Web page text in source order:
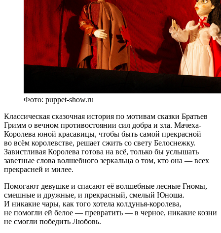
Фото: puppet-show.ru
Классическая сказочная история по мотивам сказки Братьев
Гримм о вечном противостоянии сил добра и зла. Мачеха-
Королева юной красавицы, чтобы быть самой прекрасной
во всём королевстве, решает сжить со свету Белоснежку.
Завистливая Королева готова на всё, только бы услышать
заветные слова волшебного зеркальца о том, кто она — всех
прекрасней и милее.
Помогают девушке и спасают её волшебные лесные Гномы,
смешные и дружные, и прекрасный, смелый Юноша.
И никакие чары, как того хотела колдунья-королева,
не помогли ей белое — превратить — в черное, никакие козни
не смогли победить Любовь.